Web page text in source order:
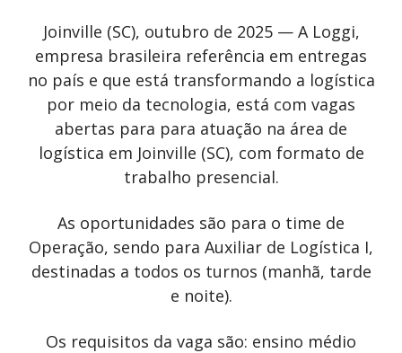
Joinville (SC), outubro de 2025 — A Loggi,
empresa brasileira referência em entregas
no país e que está transformando a logística
por meio da tecnologia, está com vagas
abertas para para atuação na área de
logística em Joinville (SC), com formato de
trabalho presencial.
As oportunidades são para o time de
Operação, sendo para Auxiliar de Logística I,
destinadas a todos os turnos (manhã, tarde
e noite).
Os requisitos da vaga são: ensino médio